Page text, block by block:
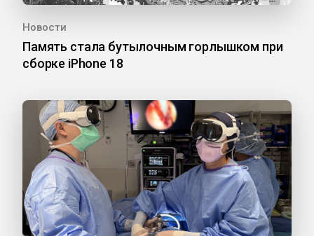
Новости
Память стала бутылочным горлышком при
сборке iPhone 18